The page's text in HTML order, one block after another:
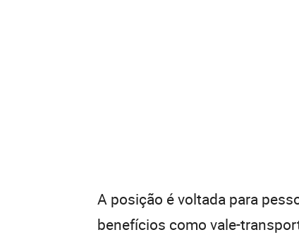
A posição é voltada para
benefícios como vale-